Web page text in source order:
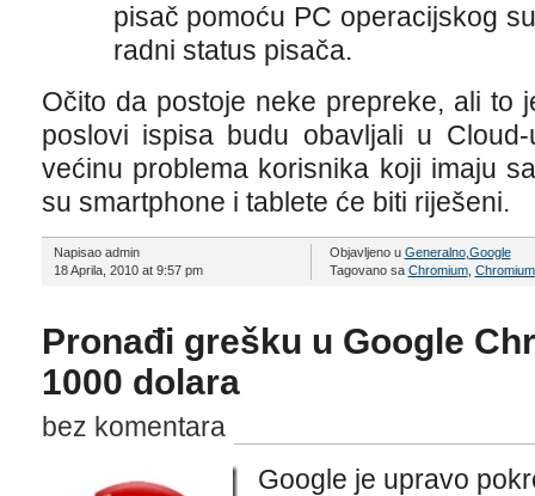
pisač pomoću PC operacijskog
radni status pisača.
Očito da postoje neke prepreke, ali to
poslovi ispisa budu obavljali u
većinu problema korisnika koji imaju
su smartphone i tablete će biti riješeni.
Napisao admin
18 Aprila, 2010 at 9:57 pm
Objavljeno u Generalno, Google
Tagovano sa Chromium,
Pronađi grešku u Google
1000 dolara
bez komentara
Google je upravo